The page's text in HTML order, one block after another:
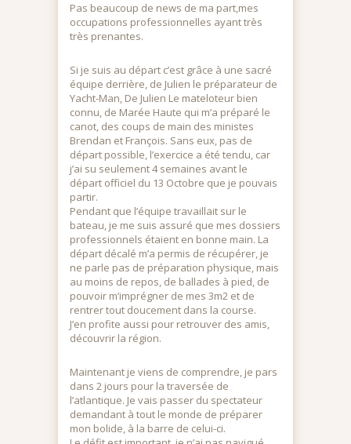
Pas beaucoup de news de ma part,mes
occupations professionnelles ayant très
très prenantes.
Si je suis au départ c’est grâce à une sacré
équipe derrière, de Julien le préparateur de
Yacht-Man, De Julien Le mateloteur bien
connu, de Marée Haute qui m’a préparé le
canot, des coups de main des ministes
Brendan et François. Sans eux, pas de
départ possible, l’exercice a été tendu, car
j’ai su seulement 4 semaines avant le
départ officiel du 13 Octobre que je pouvais
partir.
Pendant que l’équipe travaillait sur le
bateau, je me suis assuré que mes dossiers
professionnels étaient en bonne main. La
départ décalé m’a permis de récupérer, je
ne parle pas de préparation physique, mais
au moins de repos, de ballades à pied, de
pouvoir m’imprégner de mes 3m2 et de
rentrer tout doucement dans la course.
J’en profite aussi pour retrouver des amis,
découvrir la région.
Maintenant je viens de comprendre, je pars
dans 2 jours pour la traversée de
l’atlantique. Je vais passer du spectateur
demandant à tout le monde de préparer
mon bolide, à la barre de celui-ci.